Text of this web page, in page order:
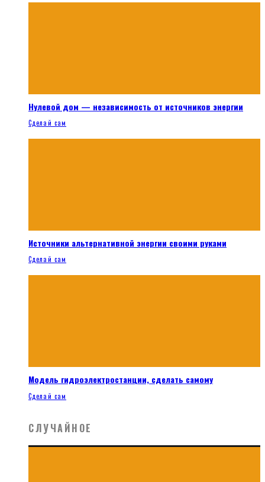
Нулевой дом — независимость от источников энергии
Сделай сам
Источники альтернативной энергии своими руками
Сделай сам
Модель гидроэлектростанции, сделать самому
Сделай сам
СЛУЧАЙНОЕ